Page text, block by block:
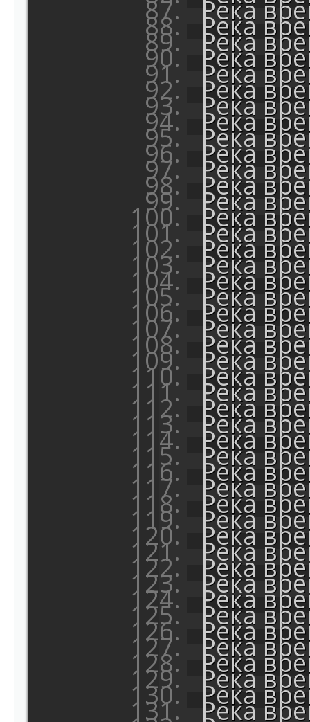
Река
Река
Река
Река
Река
Река
Река
Река
Река
Река
Река
Река
Река
Река
Река
Река
Река
Река
Река
Река
Река
Река
Река
Река
Река
Река
Река
Река
Река
Река
Река
Река
Река
Река
Река
Река
Река
Река
Река
Река
Река
Река
Река
Река
Река